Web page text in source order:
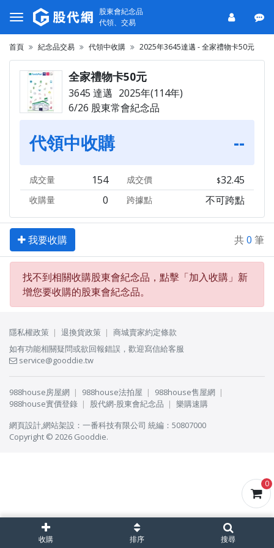
0
股東會紀念品
代領、交易
首頁 紀念品交易 代領中收購 2025年3645達邁 - 全家禮物卡50元
全家禮物卡50元
3645 達邁 2025年(114年)
6/26 股東常會紀念品
代領中收購 --
成交量 154 成交價 32.45
收購量 0 跨據點 不可跨點
我要收購 共0 筆
找不到相關收購股東會紀念品，點擊「加入收購 」新
增您要收購的股東會紀念品。
收購 排序 搜尋
隱私權政策 退換貨政策
商城賣家約定條款
如有功能相關疑問或欲回報錯誤，歡迎寫信給客服
service@gooddie.tw
988house房屋網 988house法拍屋
988house售屋網
988house實價登錄
股代網-股東會紀念品
樂購速購
網頁設計,網站架設 ： 一番科技有限公司 統編：50807000
Copyright © 2026 Gooddie.